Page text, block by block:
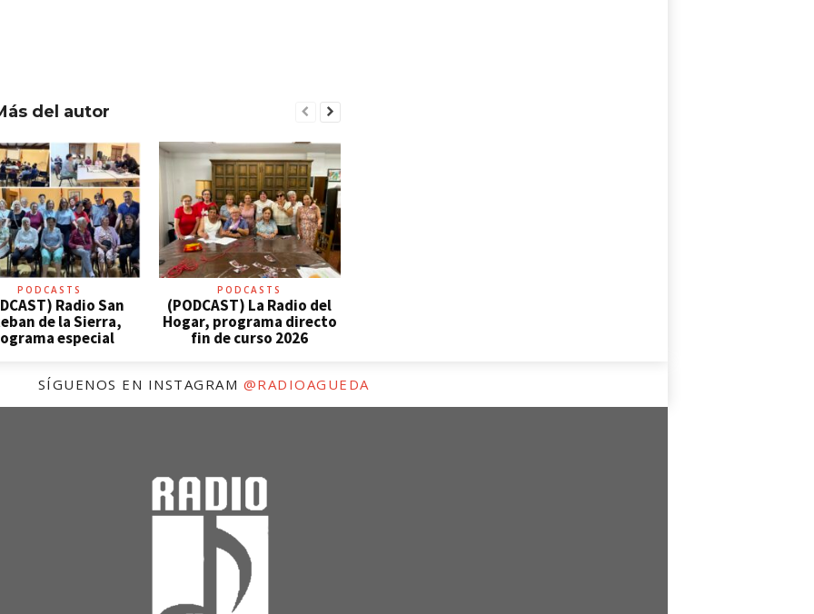
del autor
PODCASTS
Radio San
de la Sierra,
especial
PODCASTS
(PODCAST) La Radio del
Hogar, programa directo
fin de curso 2026
SÍGUENOS EN INSTAGRAM @RADIOAGUEDA